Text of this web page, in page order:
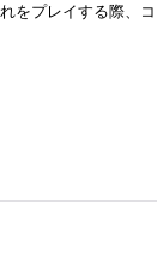
をプレイする際、コ